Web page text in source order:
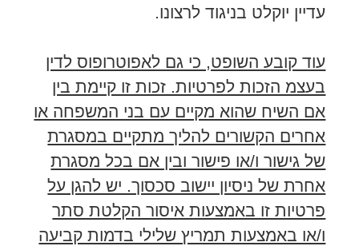
עדיין יוקלט בניגוד לרצונו.
עוד קובע השופט, כי גם לאפוטרופוס לדין
בעצמ הזכות לפרטיות. זכות זו קיימת בין
אם השיח שהוא מקיים עם בני המשפחה או
אחרים הקשורים להליך מתקיים במסגרת
של גישור ו/או פישור ובין אם בכל מסגרת
אחרת של ניסיון יישוב סכסוך. יש להגן על
פרטיות זו באמצעות איסור הקלטת סתר
ו/או באמצעות תמריץ שלילי בדמות קביעה